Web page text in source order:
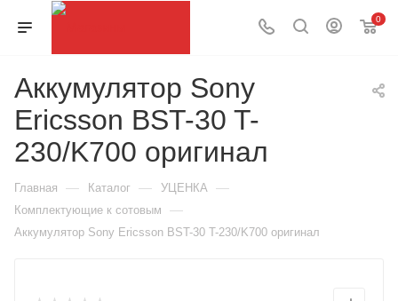
0
Аккумулятор Sony
Ericsson BST-30 T-
230/K700 оригинал
Главная — Каталог — УЦЕНКА —
Комплектующие к сотовым —
Аккумулятор Sony Ericsson BST-30 T-230/K700 оригинал